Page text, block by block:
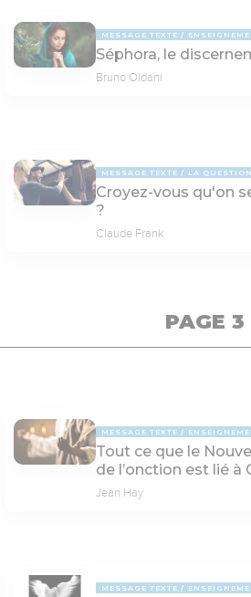
MESSAGE TEXTE
Séphora, le
Bruno Oldani
MESSAGE TEXTE LA
Croyez-vous qu'on
?
Claude Frank
PAGE 3
MESSAGE TEXTE
Tout ce que le
de l’onction est lié à
Jean Hay
MESSAGE TEXTE